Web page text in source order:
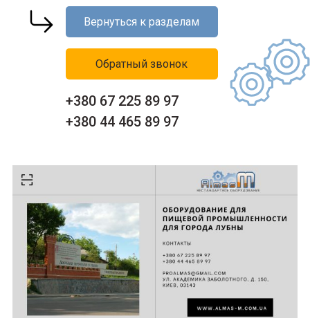
Вернуться к разделам
Обратный звонок
+380 67 225 89 97
+380 44 465 89 97